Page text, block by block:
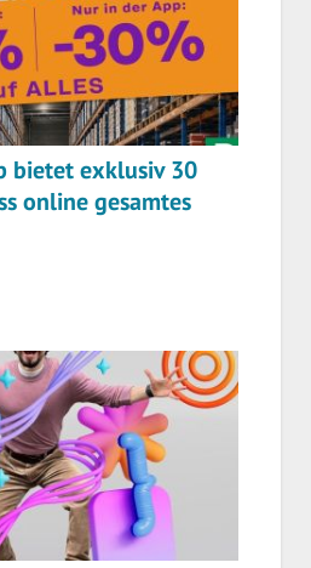
bietet exklusiv 30
online gesamtes